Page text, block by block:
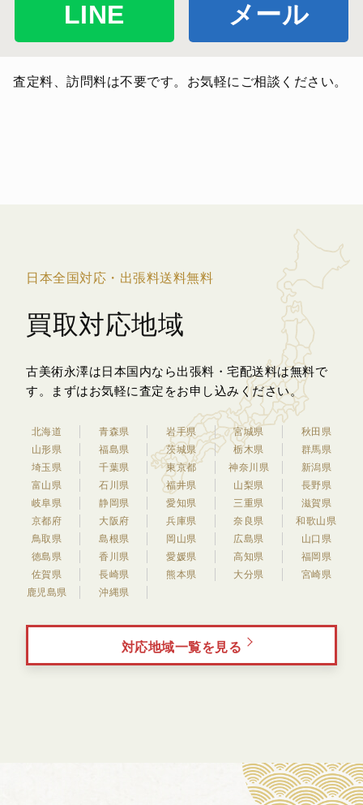
LINE メール
査定料、訪問料は不要です。お気軽にご相談ください。
日本全国対応・出張料送料無料
買取対応地域
古美術永澤は日本国内なら出張料・宅配送料は無料で
す。
まずはお気軽に査定をお申し込みください。
北海道 青森県 岩手県 宮城県
秋田県
山形県
福島県 茨城県 栃木県
群馬県
埼玉県
千葉県 東京都 神奈川県
新潟県
富山県
石川県 福井県 山梨県
長野県
岐阜県
静岡県 愛知県 三重県
滋賀県
京都府
大阪府 兵庫県 奈良県
和歌山県
鳥取県
島根県 岡山県 広島県
山口県
徳島県
香川県 愛媛県 高知県
福岡県
佐賀県
長崎県 熊本県 大分県
宮崎県
鹿児島県
沖縄県
対応地域一覧を見る